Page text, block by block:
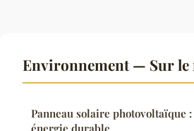
Environnement — Sur le
Panneau solaire photovoltaïque
énergie durable